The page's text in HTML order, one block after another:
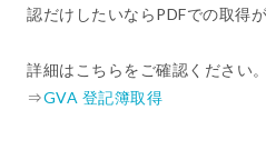
認だけしたいならPDFでの取得
詳細はこちらをご確認ください。
⇒GVA 登記簿取得